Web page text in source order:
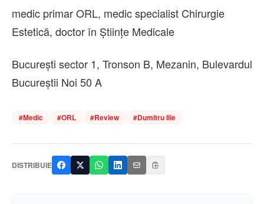
medic primar ORL, medic specialist Chirurgie
Estetică, doctor în Științe Medicale
București sector 1, Tronson B, Mezanin, Bulevardul
Bucureștii Noi 50 A
#Medic #ORL #Review #Dumitru Ilie
DISTRIBUIE